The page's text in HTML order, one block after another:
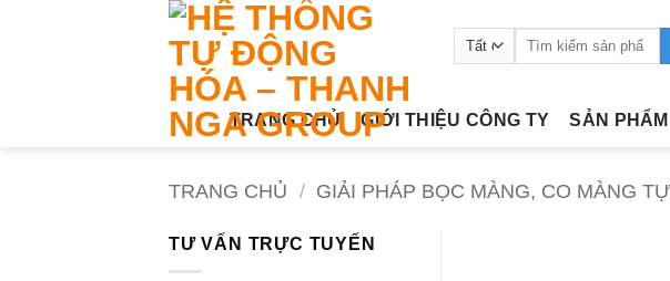
Tìm
TRANG CHỦ GIỚI THIỆU CÔNG TY SẢN PHẨM
TRANG CHỦ / GIẢI PHÁP BỌC MÀNG, CO MÀNG
TƯ VẤN TRỰC TUYẾN